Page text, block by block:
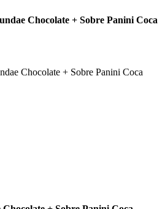
Chocolate + Sobre Panini Coca
Chocolate + Sobre Panini Coca